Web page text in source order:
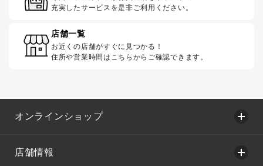
充実したサービスを是非ご利用ください。
店舗一覧
お近くの店舗がすぐに見つかる！
住所や営業時間はこちらからご確認できます。
オンラインショップ
店舗情報